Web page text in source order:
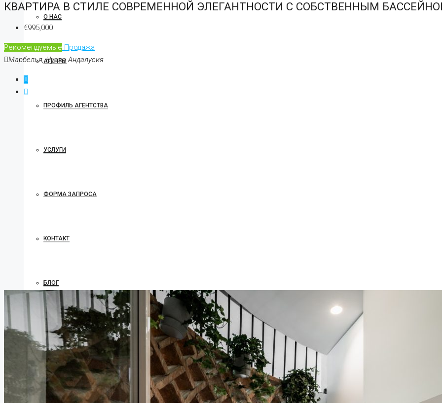
О НАС
АГЕНТЫ
ПРОФИЛЬ АГЕНТСТВА
УСЛУГИ
ФОРМА ЗАПРОСА
КОНТАКТ
БЛОГ
ЧАСТО ЗАДАВАЕМЫЕ ВОПРОСЫ
+421 905 914 431
КВАРТИРА В СТИЛЕ СОВРЕМЕННОЙ ЭЛЕГАНТНОСТИ С СОБСТВЕННЫМ
€995,000
Рекомендуемые Продажа
Марбелья, Нуэва Андалусия